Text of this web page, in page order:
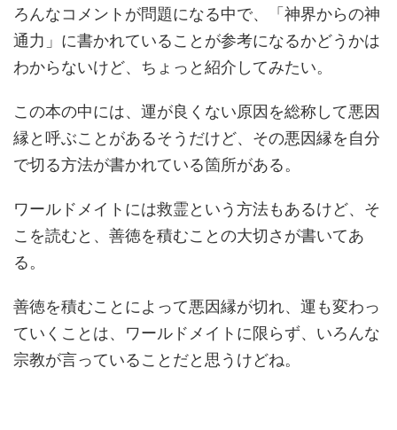
ろんなコメントが問題になる中で、「神界からの神
通力」に書かれていることが参考になるかどうかは
わからないけど、ちょっと紹介してみたい。
この本の中には、運が良くない原因を総称して悪因
縁と呼ぶことがあるそうだけど、その悪因縁を自分
で切る方法が書かれている箇所がある。
ワールドメイトには救霊という方法もあるけど、そ
こを読むと、善徳を積むことの大切さが書いてあ
る。
善徳を積むことによって悪因縁が切れ、運も変わっ
ていくことは、ワールドメイトに限らず、いろんな
宗教が言っていることだと思うけどね。